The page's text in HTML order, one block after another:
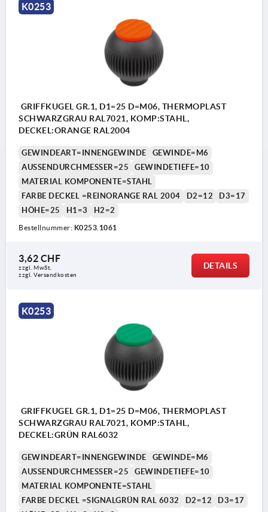
K0253
GRIFFKUGEL GR.1, D1=25 D=M06, THERMOPLAST
SCHWARZGRAU RAL7021, KOMP:STAHL,
DECKEL:ORANGE RAL2004
GEWINDEART=INNENGEWINDE
GEWINDE=M6
AUSSENDURCHMESSER=25
GEWINDETIEFE=10
MATERIAL KOMPONENTE=STAHL
FARBE DECKEL =REINORANGE RAL 2004
D2=12
D3=17
HÖHE=25
H1=3 H2=2
Bestellnummer: K0253.1061
3,62 CHF
zzgl. MwSt.
zzgl. Versandkosten
DETAILS
K0253
GRIFFKUGEL GR.1, D1=25 D=M06, THERMOPLAST
SCHWARZGRAU RAL7021, KOMP:STAHL,
DECKEL:GRÜN RAL6032
GEWINDEART=INNENGEWINDE
GEWINDE=M6
AUSSENDURCHMESSER=25
GEWINDETIEFE=10
MATERIAL KOMPONENTE=STAHL
FARBE DECKEL =SIGNALGRÜN RAL 6032
D2=12
D3=17